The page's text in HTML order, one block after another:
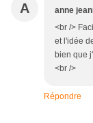
A anne
<br />
et l'idée
bien que
<br />
Répondre